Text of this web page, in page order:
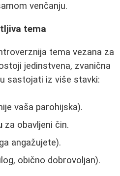
venčanju.
tema
tema vezana za
jedinstvena, zvanična
sastojati iz više stavki:
vaša parohijska).
za obavljeni čin.
angažujete).
obično dobrovoljan).